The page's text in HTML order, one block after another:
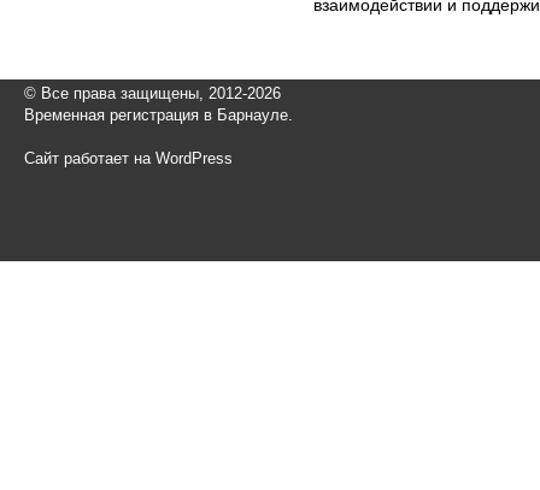
взаимодействии и
© Все права защищены, 2012-2026
Временная регистрация в Барнауле.
Сайт работает на WordPress